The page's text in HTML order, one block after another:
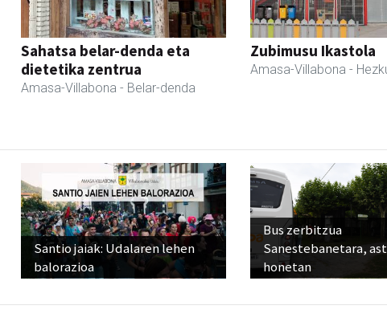
Sahatsa belar-denda eta
dietetika zentrua
Amasa-Villabona - Belar-denda
Zubimusu Ikastola
Amasa-Villabona -
Santio jaiak: Udalaren lehen
balorazioa
Bus zerbitzua
Sanestebanetara,
honetan